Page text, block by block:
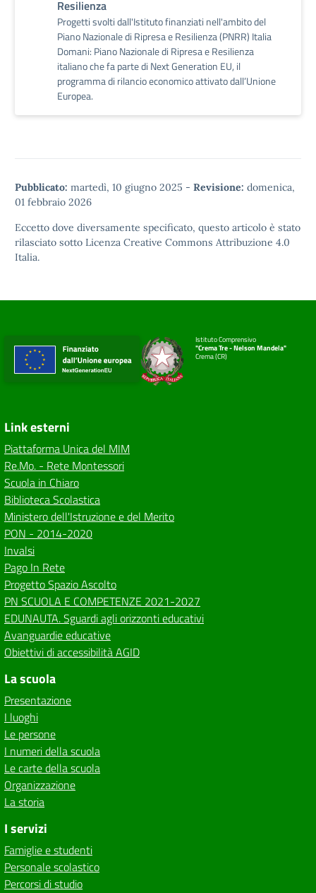
Resilienza
Progetti svolti dall'Istituto finanziati nell'ambito del
Piano Nazionale di Ripresa e Resilienza (PNRR) Italia
Domani: Piano Nazionale di Ripresa e Resilienza
italiano che fa parte di Next Generation EU, il
programma di rilancio economico attivato dall’Unione
Europea.
Pubblicato: martedì, 10 giugno 2025 - Revisione: domenica,
01 febbraio 2026
Eccetto dove diversamente specificato, questo articolo è stato
rilasciato sotto Licenza Creative Commons Attribuzione 4.0
Italia.
Istituto Comprensivo
"Crema Tre - Nelson Mandela"
Crema (CR)
Link esterni
Piattaforma Unica del MIM
Re.Mo. - Rete Montessori
Scuola in Chiaro
Biblioteca Scolastica
Ministero dell'Istruzione e del Merito
PON - 2014-2020
Invalsi
Pago In Rete
Progetto Spazio Ascolto
PN SCUOLA E COMPETENZE 2021-2027
EDUNAUTA. Sguardi agli orizzonti educativi
Avanguardie educative
Obiettivi di accessibilità AGID
La scuola
Presentazione
I luoghi
Le persone
I numeri della scuola
Le carte della scuola
Organizzazione
La storia
I servizi
Famiglie e studenti
Personale scolastico
Percorsi di studio